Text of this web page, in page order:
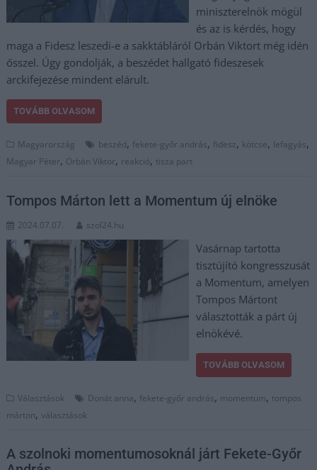
miniszterelnök mögül
és az is kérdés, hogy
maga a Fidesz leszedi-e a sakktábláról Orbán Viktort még idén
ősszel. Úgy gondolják, a beszédet hallgató fideszesek
arckifejezése mindent elárult.
TOVÁBB OLVASOM
Magyarország beszéd, fekete-győr andrás, fidesz, kötcse, lefagyás,
Magyar Péter, Orbán Viktor, reakció, tisza part
Tompos Márton lett a Momentum új elnöke
2024.07.07. szol24.hu
Vasárnap tartotta
tisztújító kongresszusát
a Momentum, amelyen
Tompos Mártont
választották a párt új
elnökévé.
TOVÁBB OLVASOM
Választások Donát anna, fekete-győr andrás, momentum, tompos
márton,választások
A szolnoki momentumosoknál járt Fekete-Győr